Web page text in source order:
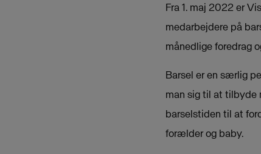
Fra 1. maj 2022 er
medarbejdere på
månedlige foredrag
Barsel er en særlig
man sig til at tilbyde
barselstiden til at
forælder og baby.